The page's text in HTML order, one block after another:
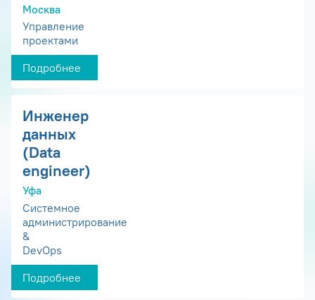
Москва
Управление
проектами
Подробнее
Инженер
данных
(Data
engineer)
Уфа
Системное
администрирование
&
DevOps
Подробнее